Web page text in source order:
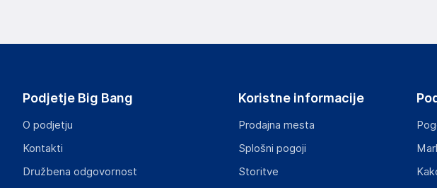
https://support.spigen.com/portal/en/home
Gospodarski subjekt s sedežem v EU, ki zagotavlja skladnost izdelka z zahtevanimi
Podjetje Big Bang
O podjetju
Kontakti
Družbena odgovornost
Koristne informacije
Prodajna mesta
Splošni pogoji
Storitve